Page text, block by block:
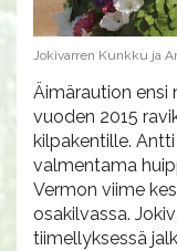
Jokivarren Kunkku ja
Äimäraution ensi
vuoden 2015
kilpakentille.
valmentama
Vermon viime
osakilvassa.
tiimellyksessä